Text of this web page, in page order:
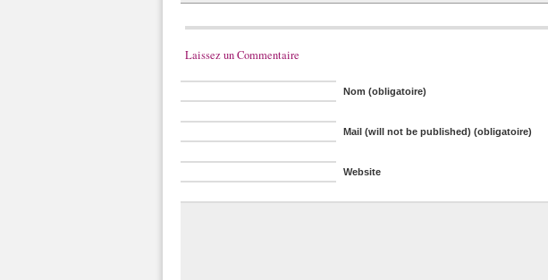
Laissez un Commentaire
Nom (obligatoire)
Mail (will not be published) (obligatoire)
Website